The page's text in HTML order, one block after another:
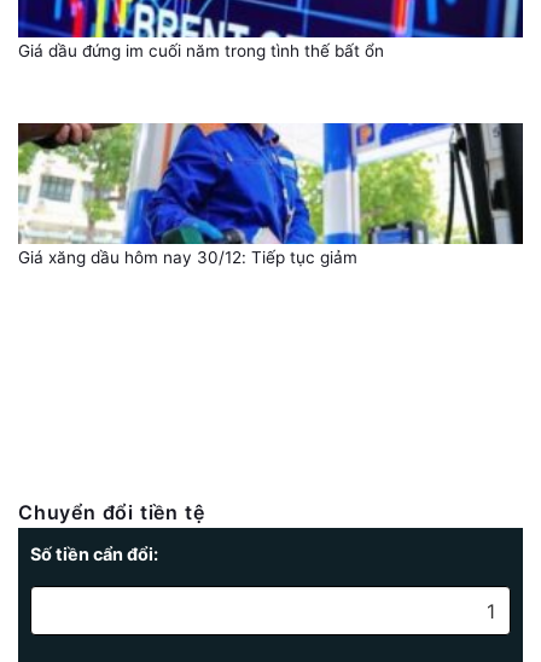
Giá dầu đứng im cuối năm trong tình thế bất ổn
Giá xăng dầu hôm nay 30/12: Tiếp tục giảm
Chuyển đổi tiền tệ
Số tiền cẩn đổi: